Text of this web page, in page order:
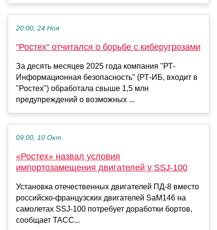
20:00, 24 Ноя
"Ростех" отчитался о борьбе с киберугрозами
За десять месяцев 2025 года компания "РТ-
Информационная безопасность" (РТ-ИБ, входит в
"Ростех") обработала свыше 1,5 млн
предупреждений о возможных ...
09:00, 10 Окт
«Ростех» назвал условия
импортозамещения двигателей у SSJ-100
Установка отечественных двигателей ПД-8 вместо
российско-французских двигателей SaM146 на
самолетах SSJ-100 потребует доработки бортов,
сообщает ТАСС...